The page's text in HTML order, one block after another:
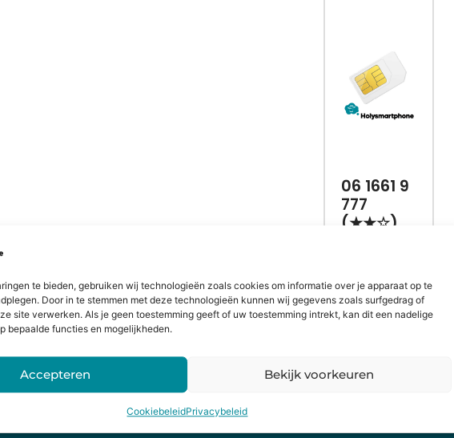
te bieden, gebruiken wij technologieën zoals cookies om informatie over je apparaat op te
Door in te stemmen met deze technologieën kunnen wij gegevens zoals surfgedrag of
site verwerken. Als je geen toestemming geeft of uw toestemming intrekt, kan dit een nadelige
bepaalde functies en mogelijkheden.
Accepteren Bekijk voorkeuren
CookiebeleidPrivacybeleid
06 1661 9
777
(★★☆)
€109,99
e
k
i